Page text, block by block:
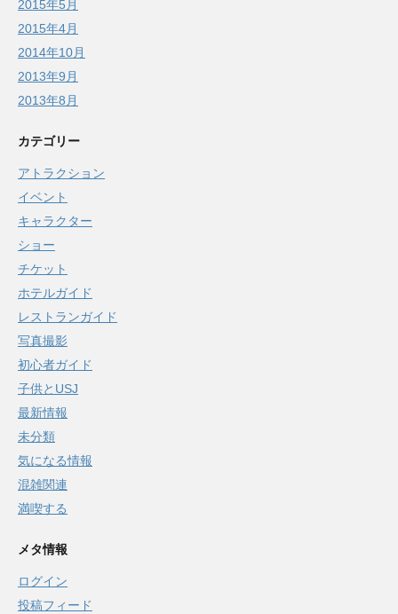
2015年5月
2015年4月
2014年10月
2013年9月
2013年8月
カテゴリー
アトラクション
イベント
キャラクター
ショー
チケット
ホテルガイド
レストランガイド
写真撮影
初心者ガイド
子供とUSJ
最新情報
未分類
気になる情報
混雑関連
満喫する
メタ情報
ログイン
投稿フィード